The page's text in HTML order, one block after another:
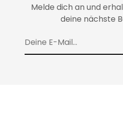
Melde dich an und
deine nächste